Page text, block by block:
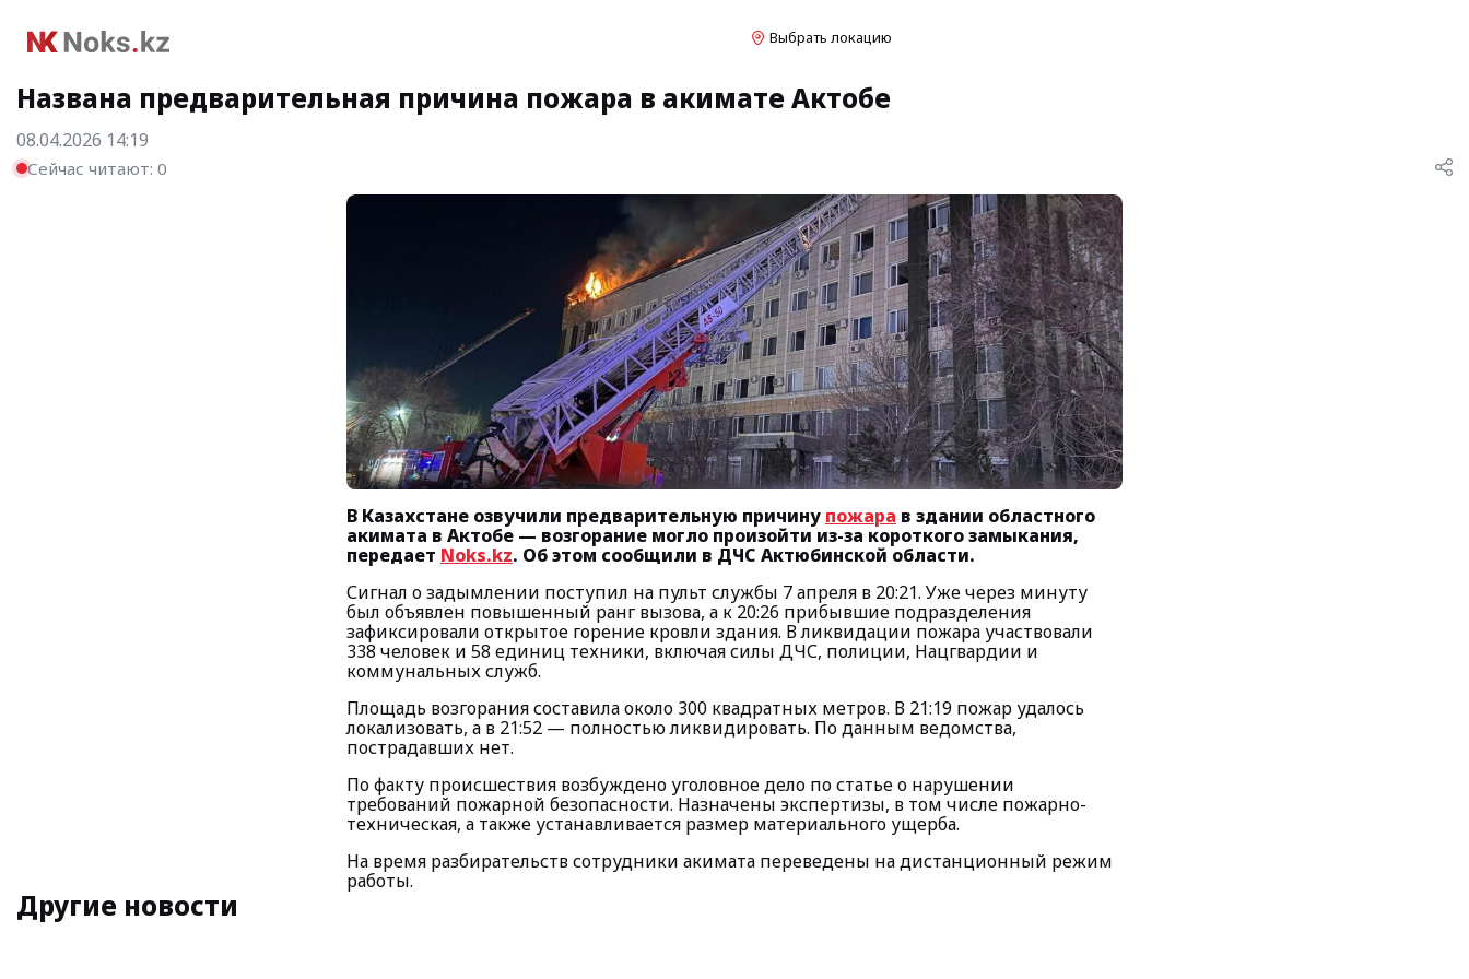
Выбрать локацию
Названа предварительная причина пожара в акимате Актобе
08.04.2026 14:19
Сейчас читают: 0
В Казахстане озвучили предварительную причину пожара в здании областного
акимата в Актобе — возгорание могло произойти из-за короткого замыкания,
передает Noks.kz. Об этом сообщили в ДЧС Актюбинской области.
Сигнал о задымлении поступил на пульт службы 7 апреля в 20:21. Уже через минуту
был объявлен повышенный ранг вызова, а к 20:26 прибывшие подразделения
зафиксировали открытое горение кровли здания. В ликвидации пожара участвовали
338 человек и 58 единиц техники, включая силы ДЧС, полиции, Нацгвардии и
коммунальных служб.
Площадь возгорания составила около 300 квадратных метров. В 21:19 пожар удалось
локализовать, а в 21:52 — полностью ликвидировать. По данным ведомства,
пострадавших нет.
По факту происшествия возбуждено уголовное дело по статье о нарушении
требований пожарной безопасности. Назначены экспертизы, в том числе пожарно-
техническая, а также устанавливается размер материального ущерба.
На время разбирательств сотрудники акимата переведены на дистанционный режим
работы.
Другие новости